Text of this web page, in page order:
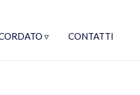
▿ CONTATTI